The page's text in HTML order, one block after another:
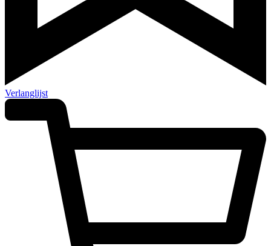
Verlanglijst